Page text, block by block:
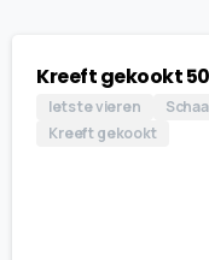
Kreeft gekookt
Iets te vieren
Kreeft gekookt